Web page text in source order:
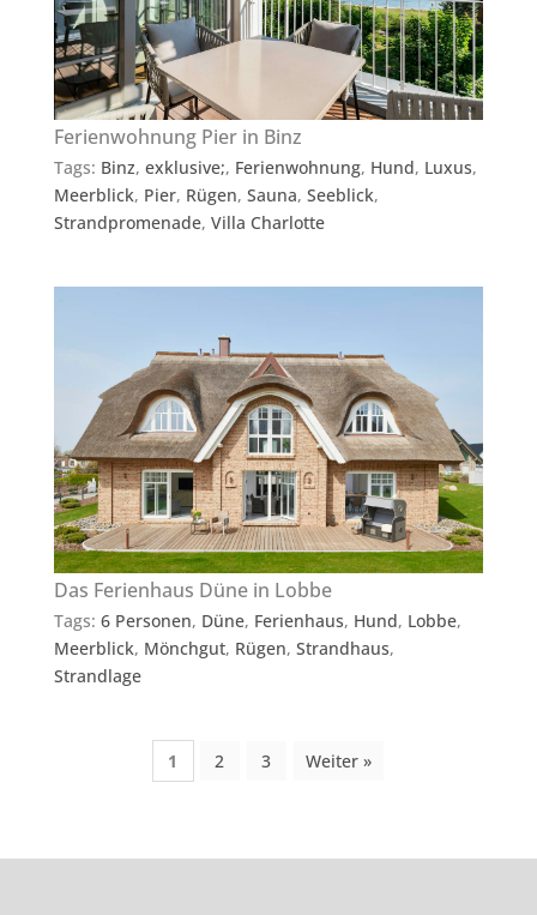
Ferienwohnung Pier in Binz
Tags: Binz, exklusive;, Ferienwohnung, Hund, Luxus,
Meerblick, Pier, Rügen, Sauna, Seeblick,
Strandpromenade, Villa Charlotte
Das Ferienhaus Düne in Lobbe
Tags: 6 Personen, Düne, Ferienhaus, Hund, Lobbe,
Meerblick, Mönchgut, Rügen, Strandhaus,
Strandlage
1 2 3 Weiter »